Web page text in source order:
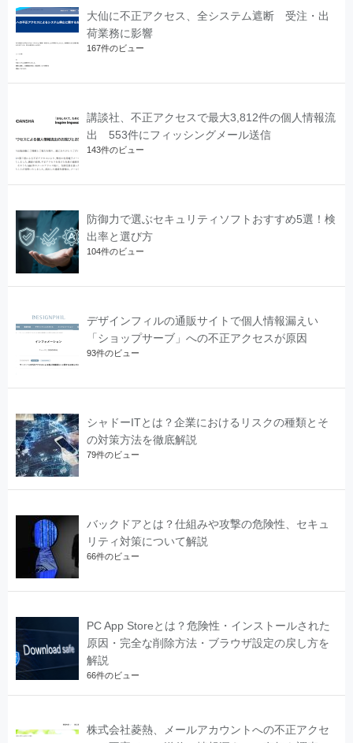
大仙に不正アクセス、全システム遮断 受注・出
荷業務に影響
167件のビュー
講談社、不正アクセスで最大3,812件の個人情報流
出 553件にフィッシングメール送信
143件のビュー
防御力で選ぶセキュリティソフトおすすめ5選！検
出率と選び方
104件のビュー
デザインフィルの通販サイトで個人情報漏えい
「ショップサーブ」への不正アクセスが原因
93件のビュー
シャドーITとは？企業におけるリスクの種類とそ
の対策方法を徹底解説
79件のビュー
バックドアとは？仕組みや攻撃の危険性、セキュ
リティ対策について解説
66件のビュー
PC App Storeとは？危険性・インストールされた
原因・完全な削除方法・ブラウザ設定の戻し方を
解説
66件のビュー
株式会社菱熱、メールアカウントへの不正アクセ